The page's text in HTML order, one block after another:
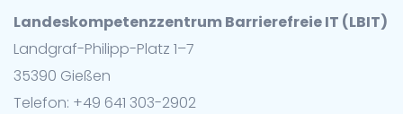
Landeskompetenzzentrum Barrierefreie IT (LBIT)
Landgraf-Philipp-Platz 1–7
35390 Gießen
Telefon: +49 641 303-2902